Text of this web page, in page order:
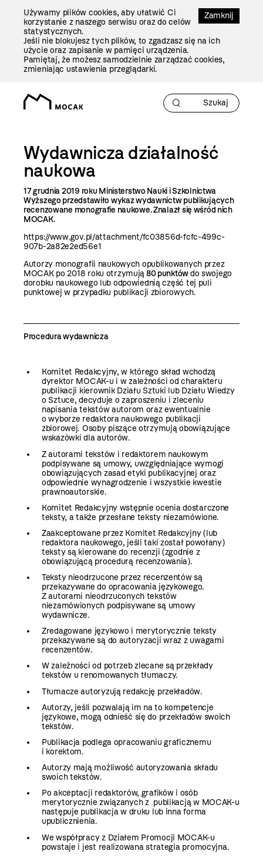
Zamknij
Używamy plików cookies, aby ułatwić Ci
korzystanie z naszego serwisu oraz do celów
statystycznych.
Jeśli nie blokujesz tych plików, to zgadzasz się na ich
użycie oraz zapisanie w pamięci urządzenia.
Pamiętaj, że możesz samodzielnie zarządzać cookies,
zmieniając ustawienia przeglądarki.
Wydawnicza działalność
naukowa
17 grudnia 2019 roku Ministerstwo Nauki i Szkolnictwa
Wyższego przedstawiło wykazwydawnictw publikujących
recenzowane monografie naukowe. Znalazł się wśród nich
MOCAK.
https://www.gov.pl/attachment/fc03856d-fcfc-499c-
907b-2a82e2ed56e1
Autorzy monografii naukowych opublikowanych przez
MOCAK po 2018 roku otrzymują80 punktówdo swojego
dorobku naukowego lub odpowiednią część tej puli
punktowej w przypadku publikacji zbiorowych.
Procedura wydawnicza
Komitet Redakcyjny, w którego skład wchodzą
dyrektor MOCAK-u i w zależności od charakteru
publikacji kierownik Działu Sztuki lub Działu Wiedzy
o Sztuce, decyduje o zaproszeniu i zleceniu
napisania tekstów autorom oraz ewentualnie
o wyborze redaktora naukowego publikacji
zbiorowej. Osoby piszące otrzymują obowiązujące
wskazówki dla autorów.
Z autorami tekstów i redaktorem naukowym
podpisywane są umowy, uwzględniające wymogi
obowiązujących zasad etyki publikacyjnej oraz
odpowiednie wynagrodzenie i wszystkie kwestie
prawnoautorskie.
Komitet Redakcyjny wstępnie ocenia dostarczone
teksty, a także przesłane teksty niezamówione.
Zaakceptowane przez Komitet Redakcyjny (lub
redaktora naukowego, jeśli taki został powołany)
teksty są kierowane do recenzji (zgodnie z
obowiązującą procedurą recenzowania).
Teksty nieodrzucone przez recenzentów są
przekazywane do opracowania językowego.
Z autorami nieodrzuconych tekstów
niezamówionych podpisywane są umowy
wydawnicze.
Zredagowane językowo i merytorycznie teksty
przekazywane są do autoryzacji wraz z uwagami
recenzentów.
W zależności od potrzeb zlecane są przekłady
tekstów u renomowanych tłumaczy.
Tłumacze autoryzują redakcję przekładów.
Autorzy, jeśli pozwalają im na to kompetencje
językowe, mogą odnieść się do przekładów swoich
tekstów.
Publikacja podlega opracowaniu graficznemu
i korektom.
Autorzy mają możliwość autoryzowania składu
swoich tekstów.
Po akceptacji redaktorów, grafików i osób
merytorycznie związanych z publikacją w MOCAK-u
następuje publikacja w druku lub inna forma
upublicznienia.
We współpracy z Działem Promocji MOCAK-u
powstaje i jest realizowana strategia promocyjna.